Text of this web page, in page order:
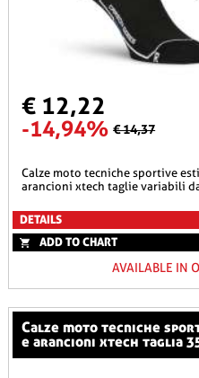
€ 12,22
-14,94% € 14,37
calze moto tecniche sportive estive leggere corte grigie e
arancioni xtech taglie variabili
DETAILS
ADD TO CHART
AVAILABLE IN
calze moto tecniche sportive estive leggere grigie
e arancioni xtech taglia